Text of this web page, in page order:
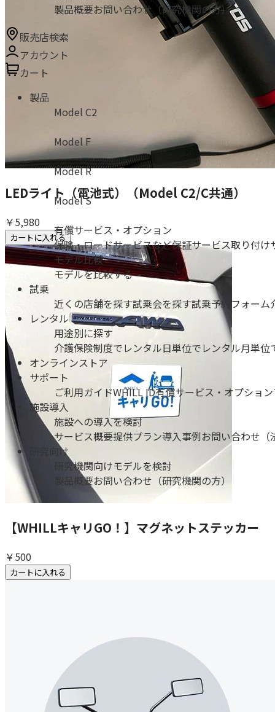
製品概要お問い合わせ（研究機関の方）
販売店検索
アカウント
カート
製品
Model C2
Model F
Model R
Model S
有償サービス・オプション
保険・ロードサービスなど保証サービス取り付け
モデル比較
モデルを比較する
試乗
近くの店舗を探す試乗会を探す試乗予約フォーム
レンタル
用途別に探す
介護保険制度でレンタル日単位でレンタル月単位
オンラインストア
サポート
ご利用ガイドWHILL ID有償サービス・オプション
施設導入
施設への導入を検討
サービス概要提供プラン導入事例お問い合わせ（
研究向け
研究機関向けモデルを検討
製品概要お問い合わせ（研究機関の方）
LEDライト（電池式）（Model C2/C共通）
￥5,980
カートに入れる
【WHILLキャリGO！】マグネットステッカー
￥500
カートに入れる